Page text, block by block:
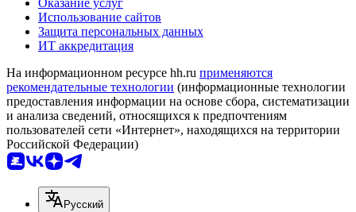
Использование сайтов
Защита персональных данных
ИТ аккредитация
На информационном ресурсе hh.ru применяются
рекомендательные технологии (информационные технологии
предоставления информации на основе сбора, систематизации
и анализа сведений, относящихся к предпочтениям
пользователей сети «Интернет», находящихся на территории
Российской Федерации)
Русский